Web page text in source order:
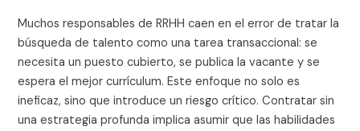
Muchos responsables de RRHH caen en el error de tratar la
búsqueda de talento como una tarea transaccional: se
necesita un puesto cubierto, se publica la vacante y se
espera el mejor currículum. Este enfoque no solo es
ineficaz, sino que introduce un riesgo crítico. Contratar sin
una estrategia profunda implica asumir que las habilidades